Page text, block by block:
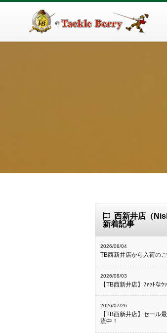
西新井店（
新着記事
2026/08/04
TB西新井店から入荷の
2026/08/03
【TB西新井店】ﾌｧｯﾄなｳ
2026/07/26
【TB西新井店】セール
流中！